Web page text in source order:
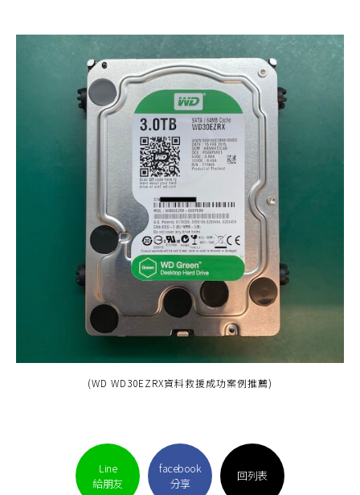
(WD WD30EZRX資料救援成功案例推薦)
Line
給朋友
facebook
分享
回列表